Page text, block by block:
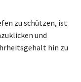
zu schützen, ist
und
hin zu